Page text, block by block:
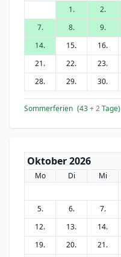
1.
2.
7.
8. 9.
14.
15. 16.
21.
22. 23.
28.
29. 30.
Sommerferien (43+ 2Tage)
Oktober 2026
Mo Di Mi
5.
6. 7.
12.
13. 14.
19.
20. 21.